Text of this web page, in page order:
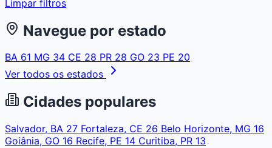
Limpar filtros
Navegue por estado
BA 61 MG 34 CE 28 PR 28 GO 23 PE 20
Ver todos os estados
Cidades populares
Salvador, BA 27 Fortaleza, CE 26 Belo Horizonte, MG 16
Goiânia, GO 16 Recife, PE 14 Curitiba, PR 13